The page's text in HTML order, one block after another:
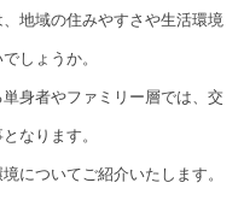
地域の住みやすさや生活環境
しょうか。
身者やファミリー層では、交
なります。
についてご紹介いたします。